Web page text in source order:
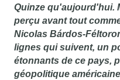
Quinze qu'aujourd'hui.
perçu avant tout
Nicolas Bárdos-
lignes qui suivent, un
étonnants de ce pays,
géopolitique